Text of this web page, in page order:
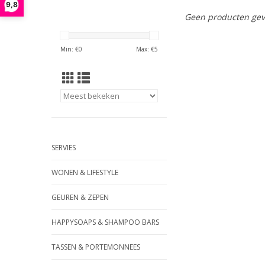
9,8
Min: €0 Max: €5
SERVIES
WONEN & LIFESTYLE
GEUREN & ZEPEN
HAPPYSOAPS & SHAMPOO BARS
TASSEN & PORTEMONNEES
Geen producten